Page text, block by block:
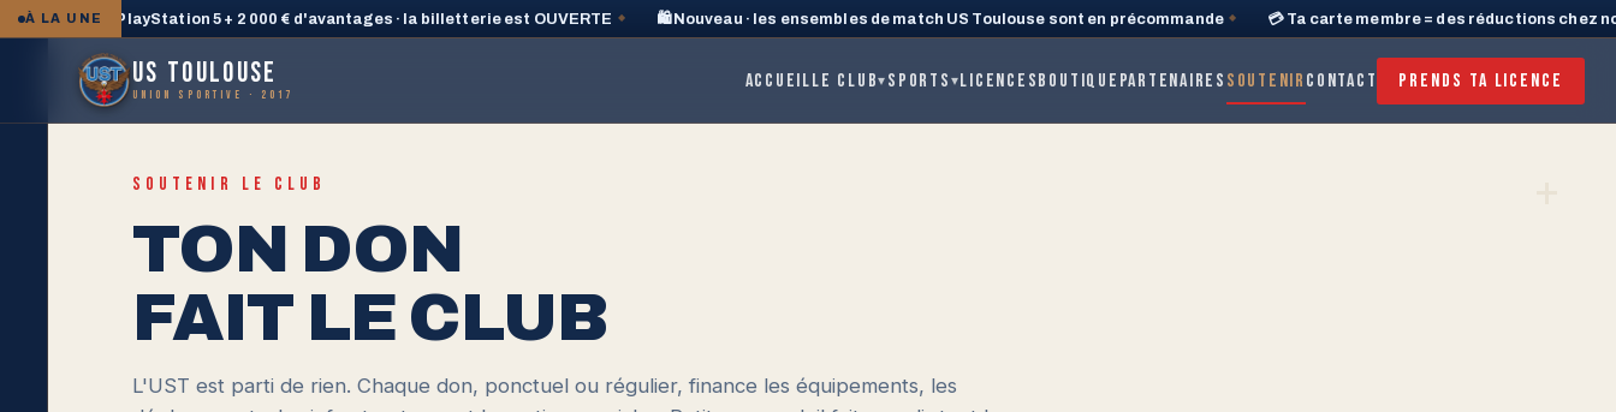
À LA UNE
gagne une PlayStation 5 + 2 000 € d'avantages · la billetterie est OUVERTE ◆ 🛍️ Nouveau · les ensembles de match US Toulouse sont en précommande ◆ 💳 Ta carte membre = des réductions chez
US TOULOUSE
UNION SPORTIVE · 2017
AccueilLe club▾ Sports ▾LicencesBoutique Partenaires Soutenir Contact Prends ta licence
SOUTENIR LE CLUB
TON DON
FAIT LE CLUB
L'UST est parti de rien. Chaque don, ponctuel ou régulier, finance les équipements, les